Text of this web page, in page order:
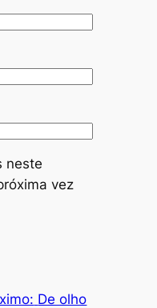
neste
vez
De olho